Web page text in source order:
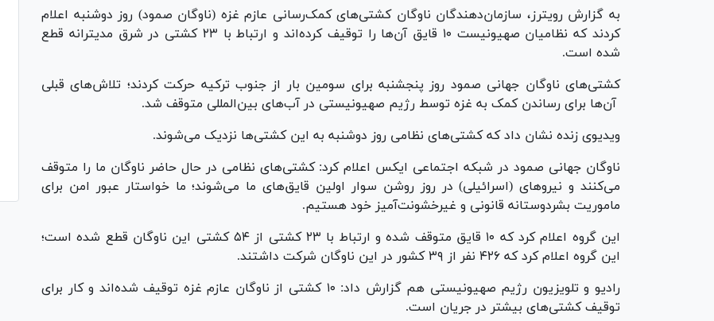
به گزارش رویترز، سازمان‌دهندگان ناوگان کشتی‌های کمک‌رسانی عازم غزه (ناوگان صمود) روز دوشنبه اعلام
کردند که نظامیان صهیونیست ۱۰ قایق آن‌ها را توقیف کرده‌اند و ارتباط با ۲۳ کشتی در شرق مدیترانه قطع
شده است.
کشتی‌های ناوگان جهانی صمود روز پنجشنبه برای سومین بار از جنوب ترکیه حرکت کردند؛ تلاش‌های قبلی
آن‌ها برای رساندن کمک به غزه توسط رژیم صهیونیستی در آب‌های بین‌المللی متوقف شد.
ویدیوی زنده نشان داد که کشتی‌های نظامی روز دوشنبه به این کشتی‌ها نزدیک می‌شوند.
ناوگان جهانی صمود در شبکه اجتماعی ایکس اعلام کرد: کشتی‌های نظامی در حال حاضر ناوگان ما را متوقف
می‌کنند و نیروهای (اسرائیلی) در روز روشن سوار اولین قایق‌های ما می‌شوند؛ ما خواستار عبور امن برای
ماموریت بشردوستانه قانونی و غیرخشونت‌آمیز خود هستیم.
این گروه اعلام کرد که ۱۰ قایق متوقف شده و ارتباط با ۲۳ کشتی از ۵۴ کشتی این ناوگان قطع شده است؛
این گروه اعلام کرد که ۴۲۶ نفر از ۳۹ کشور در این ناوگان شرکت داشتند.
رادیو و تلویزیون رژیم صهیونیستی هم گزارش داد: ۱۰ کشتی از ناوگان عازم غزه توقیف شده‌اند و کار برای
توقیف کشتی‌های بیشتر در جریان است.